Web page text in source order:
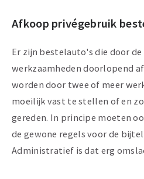
Afkoop privégebruik
Er zijn bestelauto's die door de
werkzaamheden doorlopend
worden door twee of meer
moeilijk vast te stellen of en
gereden. In principe moeten
de gewone regels voor de
Administratief is dat erg